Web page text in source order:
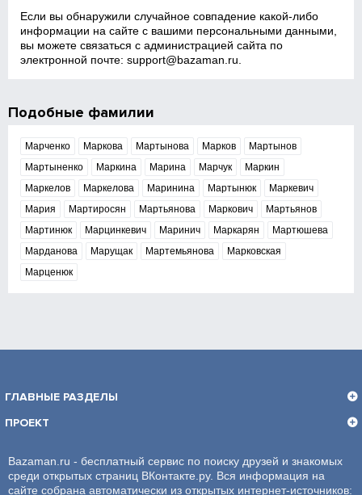
Если вы обнаружили случайное совпадение какой‑либо
информации на сайте с вашими персональными данными,
вы можете связаться с администрацией сайта по
электронной почте:support@bazaman.ru
Подобные фамилии
Марченко Маркова Мартынова Марков
Мартынов
Мартыненко
Маркина Марина Марчук
Маркин
Маркелов
Маркелова Маринина Мартынюк
Маркевич
Мария
Мартиросян Мартьянова Маркович
Мартьянов
Мартинюк
Марцинкевич Маринич Маркарян
Мартюшева
Марданова
Марущак Мартемьянова
Марковская
Марценюк
ГЛАВНЫЕ РАЗДЕЛЫ
ПРОЕКТ
Bazaman.ru - бесплатный сервис по поиску друзей и знакомых
среди открытых страниц ВКонтакте.ру. Вся информация на
сайте собрана автоматически из открытых интернет-источников: